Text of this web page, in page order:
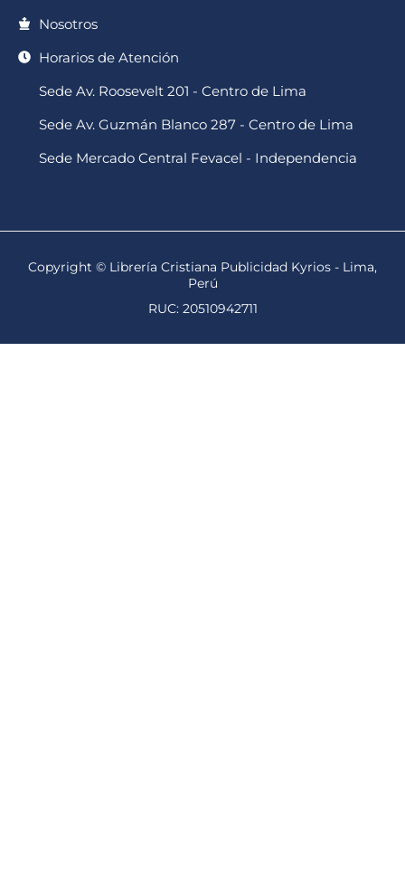
Nosotros
Horarios de Atención
Sede Av. Roosevelt 201 - Centro de Lima
Sede Av. Guzmán Blanco 287 - Centro de Lima
Sede Mercado Central Fevacel - Independencia
Copyright © Librería Cristiana Publicidad Kyrios - Lima,
Perú
RUC: 20510942711